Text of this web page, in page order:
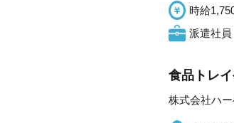
時給
派遣社員
食品トレ
株式会社ハ